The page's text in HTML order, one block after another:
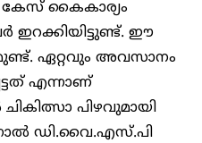
കൈകാര്യം
ഇറക്കിയിട്ടുണ്ട്. ഈ
ഏറ്റവും അവസാനം
എന്നാണ്
പിഴവുമായി
ഡി.വൈ.എസ്.പി